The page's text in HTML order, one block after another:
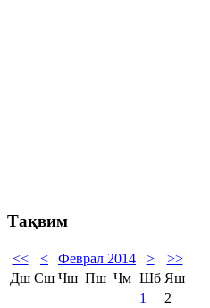
Тақвим
<< < Феврал 2014 >
>>
Дш Сш Чш Пш Ҷм Шб Яш
1
2